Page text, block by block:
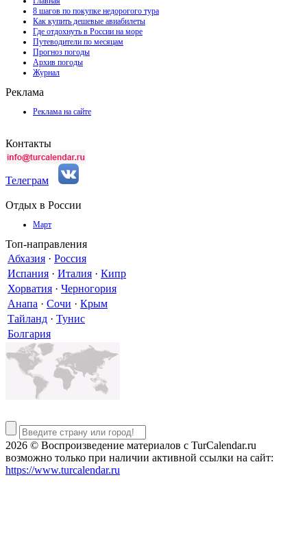
8 шагов по покупке недорогого тура
Как купить дешевые авиабилеты
Где отдохнуть в России на море
Путеводители по месяцам
Прогноз погоды
Архив погоды
Журнал
Реклама
Реклама на сайте
Контакты
Телеграм
Отдых в России
Март
Топ-направления
Абхазия · Россия
Испания · Италия · Кипр
Хорватия · Черногория
Анапа · Сочи · Крым
Тайланд · Тунис
Болгария
2026 © Воспроизведение материалов c TurCalendar.ru
возможно только при наличии активной ссылки на сайт:
https://www.turcalendar.ru